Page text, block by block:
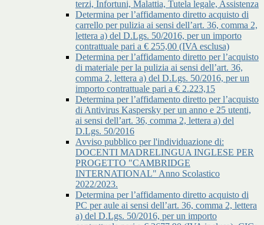
terzi, Infortuni, Malattia, Tutela legale, Assistenza
Determina per l’affidamento diretto acquisto di
carrello per pulizia ai sensi dell’art. 36, comma 2,
lettera a) del D.Lgs. 50/2016, per un importo
contrattuale pari a € 255,00 (IVA esclusa)
Determina per l’affidamento diretto per l’acquisto
di materiale per la pulizia ai sensi dell’art. 36,
comma 2, lettera a) del D.Lgs. 50/2016, per un
importo contrattuale pari a € 2.223,15
Determina per l’affidamento diretto per l’acquisto
di Antivirus Kaspersky per un anno e 25 utenti,
ai sensi dell’art. 36, comma 2, lettera a) del
D.Lgs. 50/2016
Avviso pubblico per l'individuazione di:
DOCENTI MADRELINGUA INGLESE PER
PROGETTO "CAMBRIDGE
INTERNATIONAL" Anno Scolastico
2022/2023.
Determina per l’affidamento diretto acquisto di
PC per aule ai sensi dell’art. 36, comma 2, lettera
a) del D.Lgs. 50/2016, per un importo